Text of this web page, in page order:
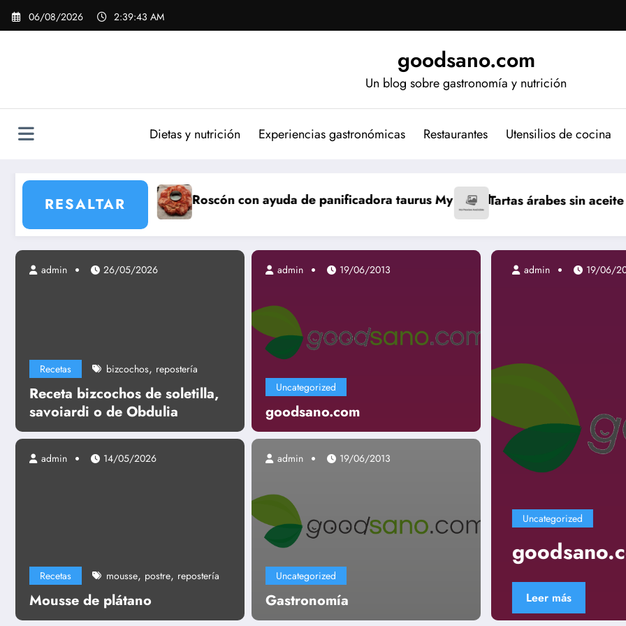
Saltar
06/08/2026 2:39:44 AM
goodsano.com
Un blog sobre gastronomía y nutrición
Dietas y nutrición Experiencias gastronómicas Restaurantes Utensilios de cocina
RESALTAR
Roscón con ayuda de panificadora taurus My BreadTartas árabes sin aceite Bizcocho
Recetas bizcochos, repostería
Receta bizcochos de soletilla,
savoiardi o de Obdulia
admin 26/05/2026
Recetas mousse, postre, repostería
Mousse de plátano
admin 14/05/2026
Uncategorized
goodsano.com
admin 19/06/2013
Uncategorized
Gastronomía
admin 19/06/2013
Leer más
admin 19/06/2013
Uncategorized
goodsano.com
19/06/2013